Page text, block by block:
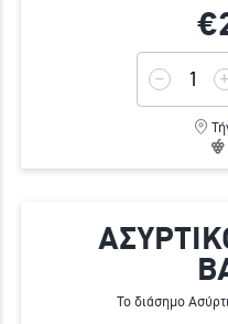
Το διάσημο